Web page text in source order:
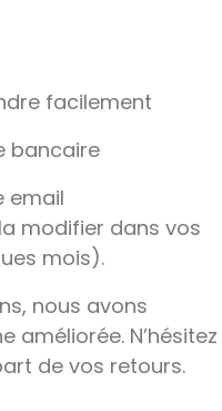
facilement
bancaire
email
modifier dans vos
mois).
nous avons
améliorée. N’hésitez
de vos retours.